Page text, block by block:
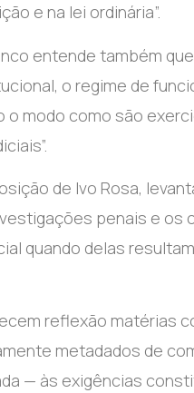
e na lei ordinária”.
entende também
o regime de
o modo como são
de Ivo Rosa,
penais e os
quando delas
reflexão matérias
metadados de
— às exigências